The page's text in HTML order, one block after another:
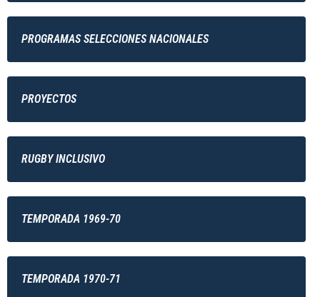
PROGRAMAS SELECCIONES NACIONALES
PROYECTOS
RUGBY INCLUSIVO
TEMPORADA 1969-70
TEMPORADA 1970-71